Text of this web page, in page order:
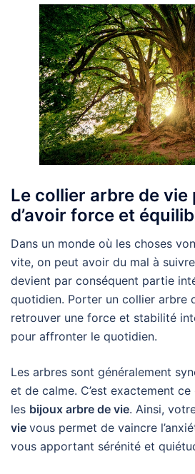
Le collier arbre de vie
d’avoir force et
Dans un monde où les choses
vite, on peut avoir du mal à
devient par conséquent partie
quotidien. Porter un collier arbre
retrouver une force et stabilité
pour affronter le quotidien.
Les arbres sont généralement
et de calme. C’est exactement
les bijoux arbre de vie. Ainsi,
vie vous permet de vaincre
vous apportant sérénité et